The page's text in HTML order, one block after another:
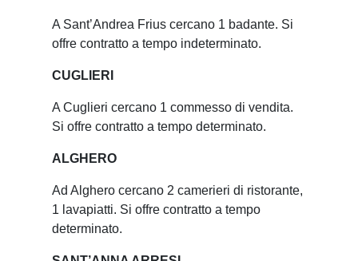
A Sant’Andrea Frius cercano 1 badante. Si
offre contratto a tempo indeterminato.
CUGLIERI
A Cuglieri cercano 1 commesso di vendita.
Si offre contratto a tempo determinato.
ALGHERO
Ad Alghero cercano 2 camerieri di ristorante,
1 lavapiatti. Si offre contratto a tempo
determinato.